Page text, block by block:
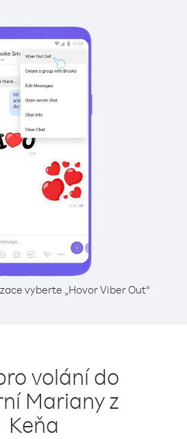
vyberte „Hovor Viber Out“
volání do
Mariany z
Keňa